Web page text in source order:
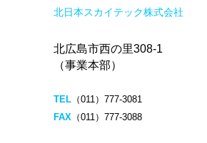
北日本スカイテック株式会社
北広島市西の里308-1
（事業本部）
TEL （011）777-3081
FAX （011）777-3088